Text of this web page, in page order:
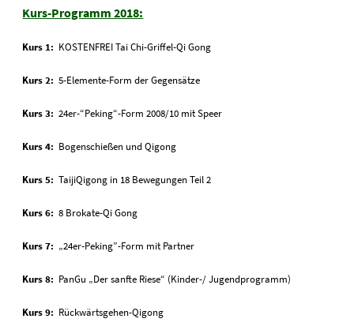
Kurs-Programm 2018:
Kurs 1: KOSTENFREI Tai Chi-Griffel-Qi Gong
Kurs 2: 5-Elemente-Form der Gegensätze
Kurs 3: 24er-“Peking“-Form 2008/10 mit Speer
Kurs 4: Bogenschießen und Qigong
Kurs 5: TaijiQigong in 18 Bewegungen Teil 2
Kurs 6: 8 Brokate-Qi Gong
Kurs 7: „24er-Peking”-Form mit Partner
Kurs 8: PanGu „Der sanfte Riese“ (Kinder-/ Jugendprogramm)
Kurs 9: Rückwärtsgehen-Qigong